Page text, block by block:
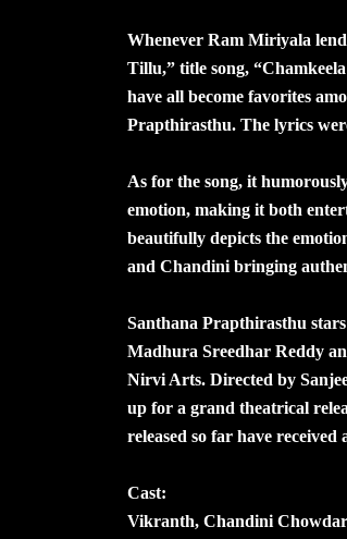
Whenever Ram Miriyala
Tillu,” title song,
have all become favorites
Prapthirasthu. The lyrics
As for the song, it
emotion, making it both
beautifully depicts the
and Chandini bringing
Santhana Prapthirasthu
Madhura Sreedhar Reddy
Nirvi Arts. Directed by
up for a grand theatrical
released so far have received
Cast:
Vikranth, Chandini